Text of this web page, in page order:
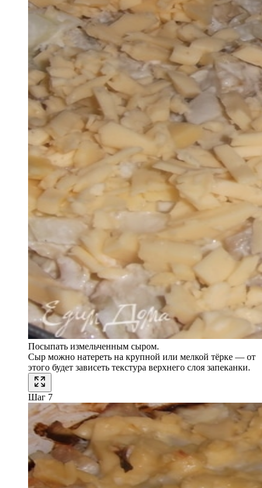
Посыпать измельченным сыром.
Сыр можно натереть на крупной или мелкой тёрке — от
этого будет зависеть текстура верхнего слоя запеканки.
Шаг 7